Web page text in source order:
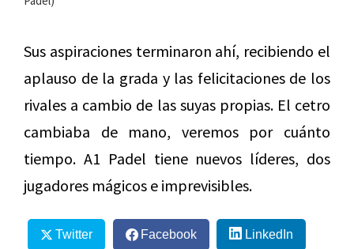
Sus aspiraciones terminaron ahí, recibiendo el
aplauso de la grada y las felicitaciones de los
rivales a cambio de las suyas propias. El cetro
cambiaba de mano, veremos por cuánto
tiempo. A1 Padel tiene nuevos líderes, dos
jugadores mágicos e imprevisibles.
Twitter Facebook LinkedIn